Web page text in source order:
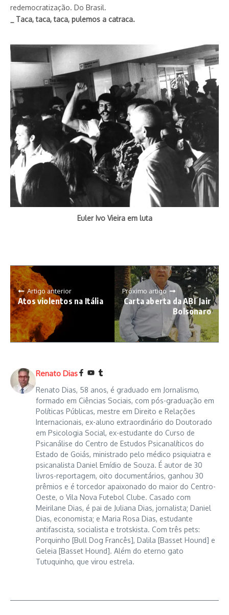
redemocratização. Do Brasil.
_ Taca, taca, taca, pulemos a catraca.
Euler Ivo Vieira em luta
Artigo anterior
Atos violentos na Itália
Próximo artigo
Carta aberta da ABI Jair
Bolsonaro
Renato Dias
Renato Dias, 58 anos, é graduado em Jornalismo,
formado em Ciências Sociais, com pós-graduação em
Políticas Públicas, mestre em Direito e Relações
Internacionais, ex-aluno extraordinário do Doutorado
em Psicologia Social, ex-estudante do Curso de
Psicanálise do Centro de Estudos Psicanalíticos do
Estado de Goiás, ministrado pelo médico psiquiatra e
psicanalista Daniel Emídio de Souza. É autor de 30
livros-reportagem, oito documentários, ganhou 30
prêmios e é torcedor apaixonado do maior do Centro-
Oeste, o Vila Nova Futebol Clube. Casado com
Meirilane Dias, é pai de Juliana Dias, jornalista; Daniel
Dias, economista; e Maria Rosa Dias, estudante
antifascista, socialista e trotskista. Com três pets:
Porquinho [Bull Dog Francês], Dalila [Basset Hound] e
Geleia [Basset Hound]. Além do eterno gato
Tutuquinho, que virou estrela.